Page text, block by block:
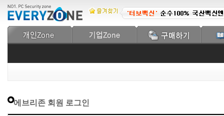
에브리존 회원 로그인